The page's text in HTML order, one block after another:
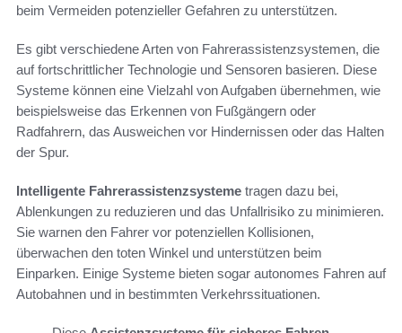
beim Vermeiden potenzieller Gefahren zu unterstützen.
Es gibt verschiedene Arten von Fahrerassistenzsystemen, die
auf fortschrittlicher Technologie und Sensoren basieren. Diese
Systeme können eine Vielzahl von Aufgaben übernehmen, wie
beispielsweise das Erkennen von Fußgängern oder
Radfahrern, das Ausweichen vor Hindernissen oder das Halten
der Spur.
Intelligente Fahrerassistenzsysteme tragen dazu bei,
Ablenkungen zu reduzieren und das Unfallrisiko zu minimieren.
Sie warnen den Fahrer vor potenziellen Kollisionen,
überwachen den toten Winkel und unterstützen beim
Einparken. Einige Systeme bieten sogar autonomes Fahren auf
Autobahnen und in bestimmten Verkehrssituationen.